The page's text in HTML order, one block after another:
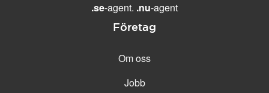
.se-agent. .nu-agent
Företag
Om oss
Jobb